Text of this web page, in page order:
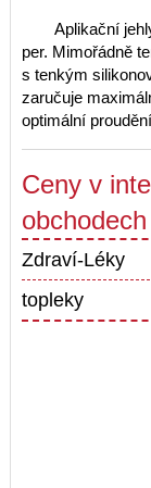
Aplikační
per. Mimořádně
s tenkým
zaručuje
optimální
Ceny v
obchodech
Zdraví-Léky
topleky